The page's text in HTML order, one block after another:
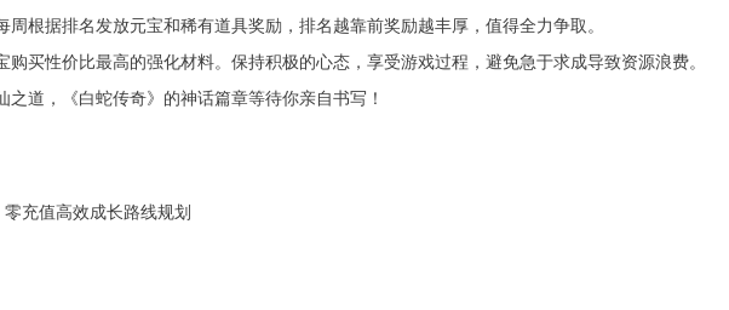
根据排名发放元宝和稀有道具奖励，排名越靠前奖励越丰厚，值得全力争取。
买性价比最高的强化材料。保持积极的心态，享受游戏过程，避免急于求成导致资源浪费。
道，《白蛇传奇》的神话篇章等待你亲自书写！
充值高效成长路线规划